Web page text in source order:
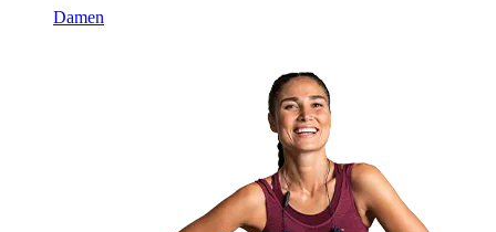
Damen